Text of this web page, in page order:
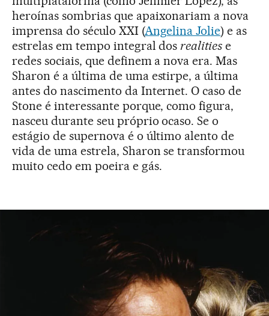
heroínas sombrias que apaixonariam a nova
imprensa do século XXI (Angelina Jolie) e as
estrelas em tempo integral dosrealities e
redes sociais, que definem a nova era. Mas
Sharon é a última de uma estirpe, a última
antes do nascimento da Internet. O caso de
Stone é interessante porque, como figura,
nasceu durante seu próprio ocaso. Se o
estágio de supernova é o último alento de
vida de uma estrela, Sharon se transformou
muito cedo em poeira e gás.